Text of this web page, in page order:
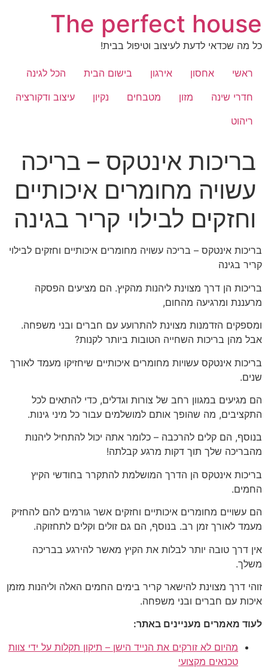
לתוכן
The perfect house
כל מה שכדאי לדעת לעיצוב וטיפול בבית!
ראשי אחסון אירגון בישום הבית
הכל לגינה
חדרי שינה
מזון מטבחים נקיון
עיצוב ודקורציה
ריהוט
בריכות אינטקס – בריכה
עשויה מחומרים איכותיים
וחזקים לבילוי קריר בגינה
בריכות אינטקס – בריכה עשויה מחומרים איכותיים וחזקים לבילוי
קריר בגינה
בריכות הן דרך מצוינת ליהנות מהקיץ. הם מציעים הפסקה
מרעננת ומרגיעה מהחום,
ומספקים הזדמנות מצוינת להתרועע עם חברים ובני משפחה.
אבל מהן בריכות השחייה הטובות ביותר לקנות?
בריכות אינטקס עשויות מחומרים איכותיים שיחזיקו מעמד לאורך
שנים.
הם מגיעים במגוון רחב של צורות וגדלים, כדי להתאים לכל
התקציבים, מה שהופך אותם למושלמים עבור כל מיני גינות.
בנוסף, הם קלים להרכבה – כלומר אתה יכול להתחיל ליהנות
מהבריכה שלך תוך דקות מרגע קבלתה!
בריכות אינטקס הן הדרך המושלמת להתקרר בחודשי הקיץ
החמים.
הם עשויים מחומרים איכותיים וחזקים אשר גורמים להם להחזיק
מעמד לאורך זמן רב. בנוסף, הם גם זולים וקלים לתחזוקה.
אין דרך טובה יותר לבלות את הקיץ מאשר להירגע בבריכה
משלך.
זוהי דרך מצוינת להישאר קריר בימים החמים האלה וליהנות מזמן
איכות עם חברים ובני משפחה.
לעוד מאמרים מעניינים באתר:
מהיום לא זורקים את הנייד הישן – תיקון תקלות על ידי צוות
טכנאים מקצועי